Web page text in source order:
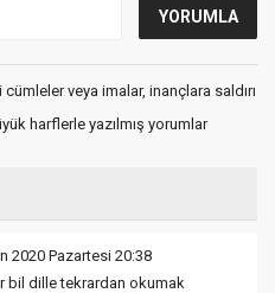
veya imalar, inançlara saldırı
harflerle yazılmış yorumlar
2020 Pazartesi 20:38
bil dille tekrardan okumak